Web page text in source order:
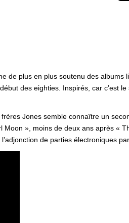
de plus en plus soutenu des albums
des eighties. Inspirés, car c’est le
Jones semble connaître un
», moins de deux ans après «
de parties électroniques